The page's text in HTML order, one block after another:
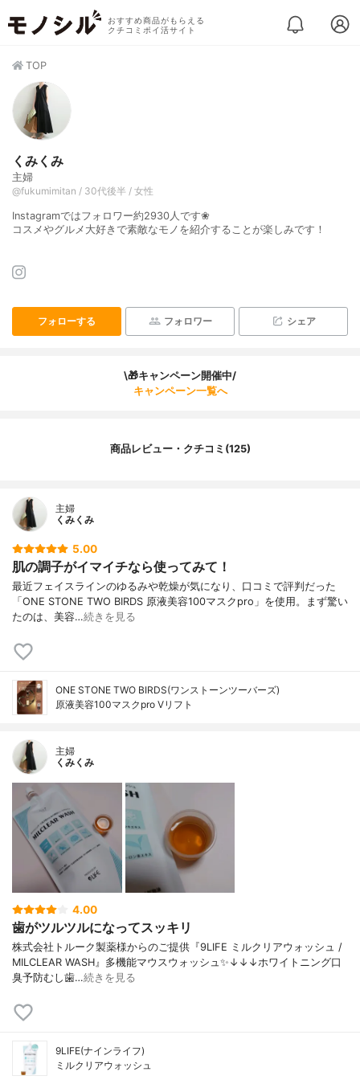
おすすめ商品がもらえる
クチコミポイ活サイト
TOP
くみくみ
主婦
@fukumimitan / 30代後半 / 女性
Instagramではフォロワー約2930人です❀
コスメやグルメ大好きで素敵なモノを紹介することが楽しみです！
フォローする フォロワー シェア
\🎁キャンペーン開催中/
キャンペーン一覧へ
商品レビュー・クチコミ(125)
主婦
くみくみ
5.00
肌の調子がイマイチなら使ってみて！
最近フェイスラインのゆるみや乾燥が気になり、口コミで評判だった
「ONE STONE TWO BIRDS 原液美容100マスクpro」を使用。まず驚い
たのは、美容…続きを見る
ONE STONE TWO BIRDS(ワンストーンツーバーズ)
原液美容100マスクpro Vリフト
主婦
くみくみ
4.00
歯がツルツルになってスッキリ
株式会社トルーク製薬様からのご提供『9LIFE ミルクリアウォッシュ /
MILCLEAR WASH』多機能マウスウォッシュ✨↓↓↓ホワイトニング口
臭予防むし歯…続きを見る
9LIFE(ナインライフ)
ミルクリアウォッシュ